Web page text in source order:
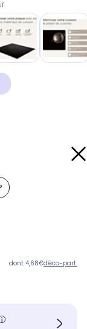
dont 4,68€d'éco-part.